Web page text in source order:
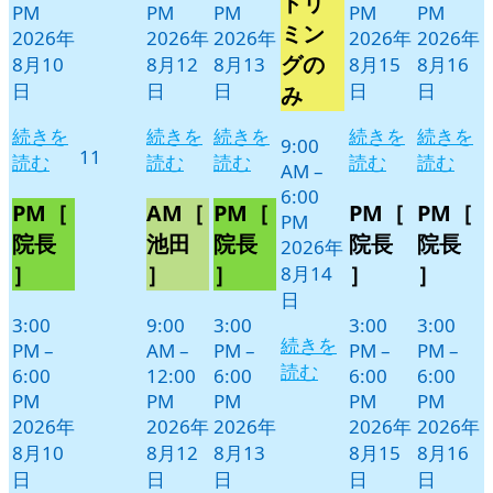
PM
2026年
8月10
日
続きを
読む
PM［
院長
］
3:00
PM –
6:00
PM
2026年
8月10
日
11
PM
2026年
8月12
日
続きを
読む
AM［
池田
］
9:00
AM –
12:00
PM
2026年
8月12
日
PM
2026年
8月13
日
続きを
読む
PM［
院長
］
3:00
PM –
6:00
PM
2026年
8月13
日
14
日
ベ
ン
ト)
ミン
グの
み
9:00
AM –
6:00
PM
2026年
8月14
日
続きを
読む
PM
2026年
8月15
日
続きを
読む
PM［
院長
］
3:00
PM –
6:00
PM
2026年
8月15
日
PM
2026年
8月16
日
続きを
読む
PM［
院長
］
3:00
PM –
6:00
PM
2026年
8月16
日